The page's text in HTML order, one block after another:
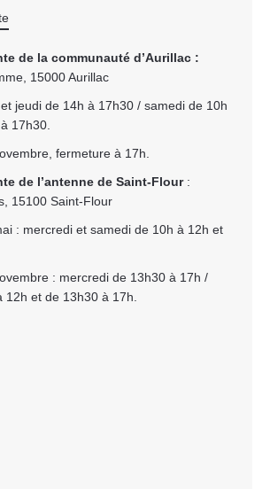
de la communauté d’Aurillac :
15000 Aurillac
jeudi de 14h à 17h30 / samedi de 10h
17h30.
fermeture à 17h.
de l’antenne de Saint-Flour:
15100 Saint-Flour
: mercredi et samedi de 10h à 12h et
: mercredi de 13h30 à 17h /
12h et de 13h30 à 17h.